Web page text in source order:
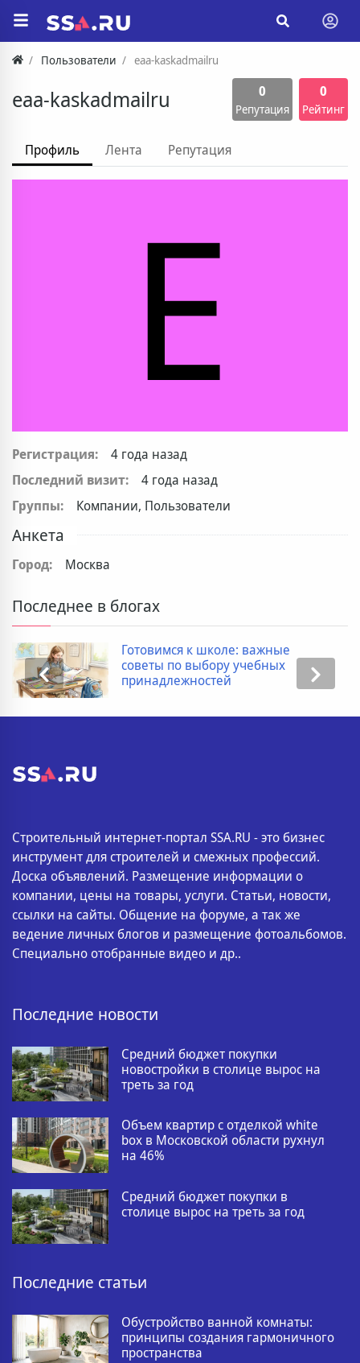
Пользователи eaa-kaskadmailru
eaa-kaskadmailru 0
Репутация
0
Рейтинг
Профиль Лента Репутация
E
Регистрация:
4 года назад
Последний визит:
4 года назад
Группы:
Компании, Пользователи
Анкета
Город: Москва
Последнее в блогах
Готовимся к школе: важные
советы по выбору учебных
принадлежностей
Строительный интернет-портал SSA.RU - это бизнес
инструмент для строителей и смежных профессий.
Доска объявлений. Размещение информации о
компании, цены на товары, услуги. Статьи, новости,
ссылки на сайты. Общение на форуме, а так же
ведение личных блогов и размещение фотоальбомов.
Специально отобранные видео и др..
Последние новости
Средний бюджет покупки
новостройки в столице вырос на
треть за год
Объем квартир с отделкой white
box в Московской области рухнул
на 46%
Средний бюджет покупки в
столице вырос на треть за год
Последние статьи
Обустройство ванной комнаты:
принципы создания гармоничного
пространства